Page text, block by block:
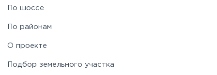
По шоссе
По районам
О проекте
Подбор земельного участка